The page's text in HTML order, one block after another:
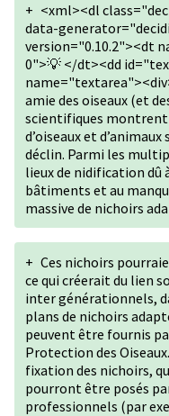
+ <xml><dl
data-
version="0.10.2"><dt
0">💡 </dt><dd
amie des oiseaux (et
scientifiques
d’oiseaux et
déclin. Parmi les
lieux de nidification dû
bâtiments et au
massive de nichoirs
+ Ces nichoirs
ce qui créerait du lien
inter générationnels,
plans de nichoirs
peuvent être fournis
Protection des
fixation des nichoirs,
pourront être posés
professionnels (par